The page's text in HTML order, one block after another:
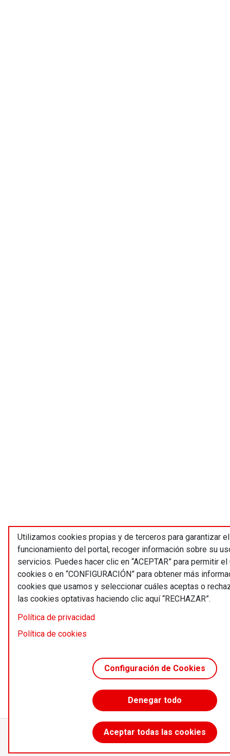
Utilizamos cookies propias y de terceros para garantizar
funcionamiento del portal, recoger información sobre su
servicios. Puedes hacer clic en “ACEPTAR” para permitir
cookies o en “CONFIGURACIÓN” para obtener más
cookies que usamos y seleccionar cuáles aceptas o
las cookies optativas haciendo clic aquí “RECHAZAR”.
Política de privacidad
Política de cookies
Configuración de Cookies
Denegar todo
Aceptar todas las cookies
Accede sin límites desde 55 €/año